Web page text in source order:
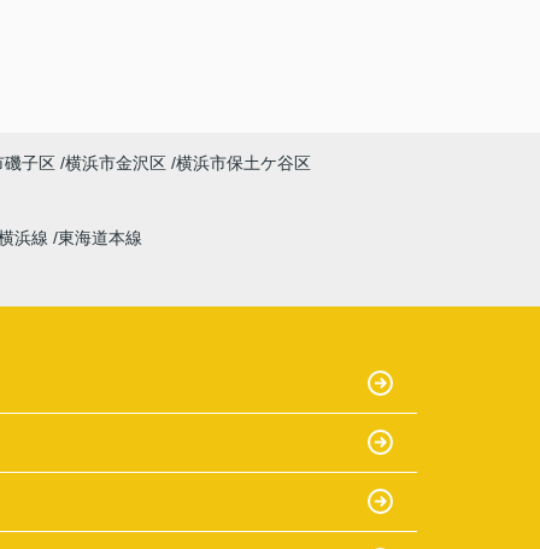
磯子区 横浜市金沢区 横浜市保土ケ谷区
浜線 東海道本線